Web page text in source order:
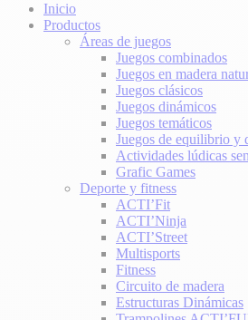
Inicio
Productos
Áreas de juegos
Juegos combinados
Juegos en madera
Juegos clásicos
Juegos dinámicos
Juegos temáticos
Juegos de equilibrio y
Actividades lúdicas
Grafic Games
Deporte y fitness
ACTI’Fit
ACTI’Ninja
ACTI’Street
Multisports
Fitness
Circuito de madera
Estructuras Dinámicas